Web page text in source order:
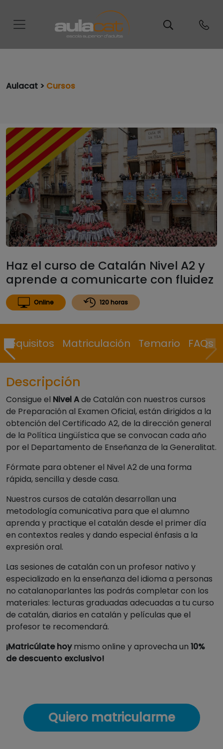
Aulacat > Cursos
Haz el curso de Catalán Nivel A2 y
aprende a comunicarte con fluidez
Online 120 horas
Requisitos Matriculación Temario FAQs
Descripción
Consigue el Nivel Ade Catalán con nuestros cursos
de Preparación al Examen Oficial, están dirigidos a la
obtención del Certificado A2, de la dirección general
de la Política Lingüística que se convocan cada año
por el Departamento de Enseñanza de la Generalitat.
Fórmate para obtener el Nivel A2 de una forma
rápida, sencilla y desde casa.
Nuestros cursos de catalán desarrollan una
metodología comunicativa para que el alumno
aprenda y practique el catalán desde el primer día
en contextos reales y dando especial énfasis a la
expresión oral.
Las sesiones de catalán con un profesor nativo y
especializado en la enseñanza del idioma a personas
no catalanoparlantes las podrás completar con los
materiales: lecturas graduadas adecuadas a tu curso
de catalán, diarios en catalán y películas que el
profesor te recomendará.
¡Matricúlate hoymismo online y aprovecha un 10%
de descuento exclusivo!
Quiero matricularme